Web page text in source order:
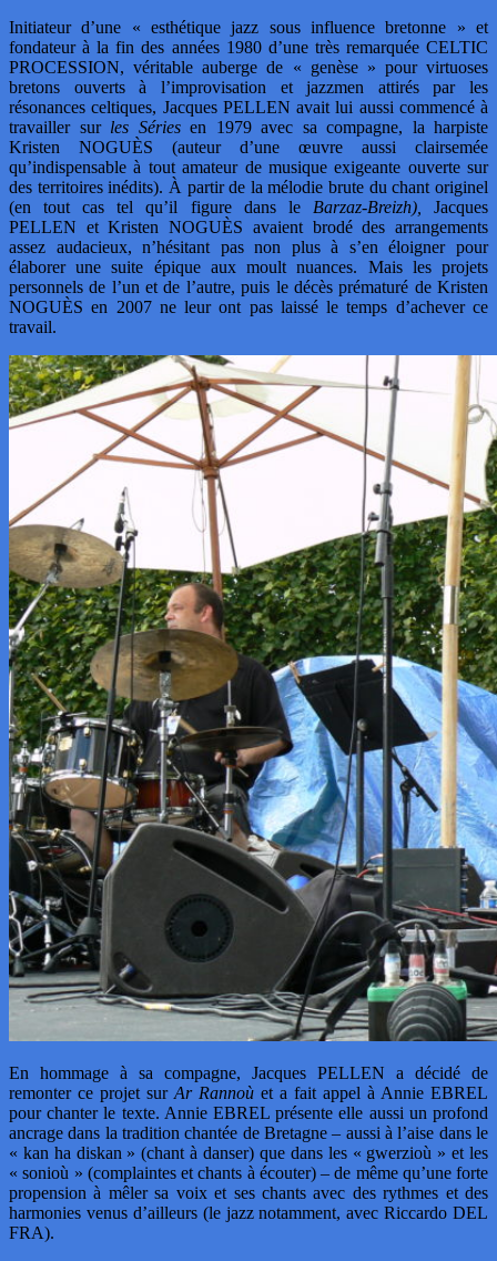
Initiateur d’une « esthétique jazz sous influence bretonne » et
fondateur à la fin des années 1980 d’une très remarquée CELTIC
PROCESSION, véritable auberge de « genèse » pour virtuoses
bretons ouverts à l’improvisation et jazzmen attirés par les
résonances celtiques, Jacques PELLEN avait lui aussi commencé à
travailler sur les Sériesen 1979 avec sa compagne, la harpiste
Kristen NOGUÈS (auteur d’une œuvre aussi clairsemée
qu’indispensable à tout amateur de musique exigeante ouverte sur
des territoires inédits). À partir de la mélodie brute du chant originel
(en tout cas tel qu’il figure dans le Barzaz-Breizh),
Jacques
PELLEN et Kristen NOGUÈS avaient brodé des arrangements
assez audacieux, n’hésitant pas non plus à s’en éloigner pour
élaborer une suite épique aux moult nuances. Mais les projets
personnels de l’un et de l’autre, puis le décès prématuré de Kristen
NOGUÈS en 2007 ne leur ont pas laissé le temps d’achever ce
travail.
En hommage à sa compagne, Jacques PELLEN a décidé de
remonter ce projet sur Ar Rannoù et a fait appel à Annie EBREL
pour chanter le texte. Annie EBREL présente elle aussi un profond
ancrage dans la tradition chantée de Bretagne – aussi à l’aise dans le
« kan ha diskan » (chant à danser) que dans les « gwerzioù » et les
« sonioù » (complaintes et chants à écouter) – de même qu’une forte
propension à mêler sa voix et ses chants avec des rythmes et des
harmonies venus d’ailleurs (le jazz notamment, avec Riccardo DEL
FRA).